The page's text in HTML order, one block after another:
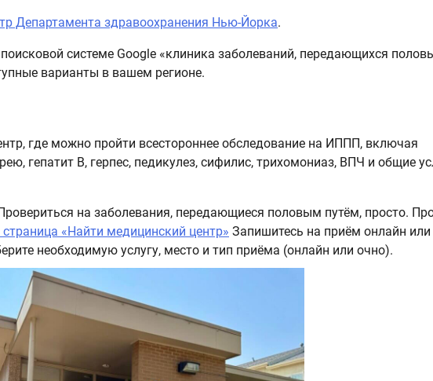
Департамента здравоохранения Нью-Йорка.
системе Google «клиника заболеваний, передающихся
варианты в вашем регионе.
где можно пройти всестороннее обследование на ИППП, включая
гепатит В, герпес, педикулез, сифилис, трихомониаз, ВПЧ и общие
на заболевания, передающиеся половым путём, просто.
«Найти медицинский центр» Запишитесь на приём онлайн или
необходимую услугу, место и тип приёма (онлайн или очно).